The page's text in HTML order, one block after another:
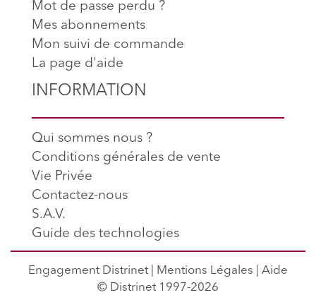
Mot de passe perdu ?
Mes abonnements
Mon suivi de commande
La page d'aide
INFORMATION
Qui sommes nous ?
Conditions générales de vente
Vie Privée
Contactez-nous
S.A.V.
Guide des technologies
Engagement Distrinet Mentions Légales
Aide
© Distrinet 1997-2026